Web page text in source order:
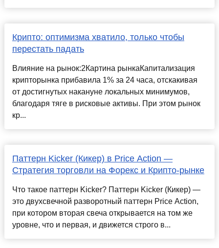
Крипто: оптимизма хватило, только чтобы
перестать падать
Влияние на рынок:2Картина рынкаКапитализация
крипторынка прибавила 1% за 24 часа, отскакивая
от достигнутых накануне локальных минимумов,
благодаря тяге в рисковые активы. При этом рынок
кр...
Паттерн Kicker (Кикер) в Price Action —
Стратегия торговли на Форекс и Крипто-рынке
Что такое паттерн Kicker? Паттерн Kicker (Кикер) —
это двухсвечной разворотный паттерн Price Action,
при котором вторая свеча открывается на том же
уровне, что и первая, и движется строго в...